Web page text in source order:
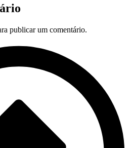
publicar um comentário.